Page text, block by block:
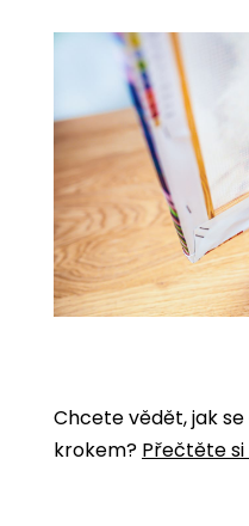
Chcete vědět, jak
krokem? Přečtěte si